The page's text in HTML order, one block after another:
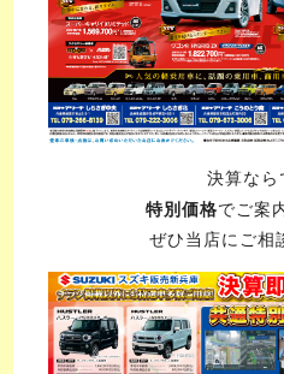
決算なら
特別価格でご案
ぜひ当店にご相